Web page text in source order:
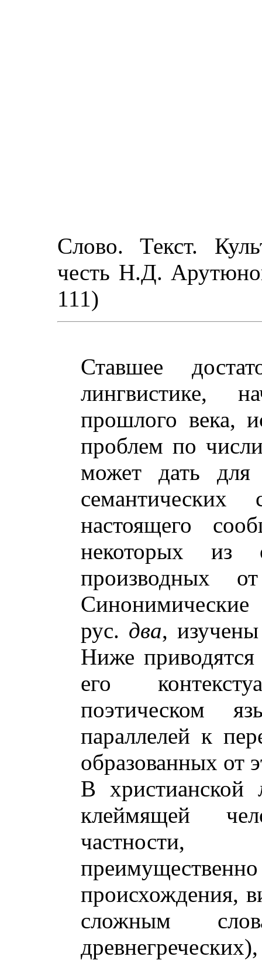
Слово. Текст.
честь Н.Д.
111)
Ставшее
лингвистике,
прошлого века,
проблем по
может дать
семантических
настоящего
некоторых из
производных
рус. два,
Ниже
его
поэтическом
параллелей к
образованных от
В христианской
клеймящей
происхождения,
сложным